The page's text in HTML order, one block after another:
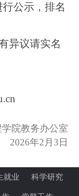
公示，排名
异议请实名
院教务办公室
2026年2 月 3 日
就业 科学研究